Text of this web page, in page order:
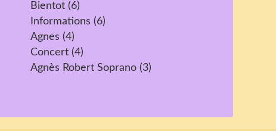
Bientot (6)
Informations (6)
Agnes (4)
Concert (4)
Agnès Robert Soprano (3)